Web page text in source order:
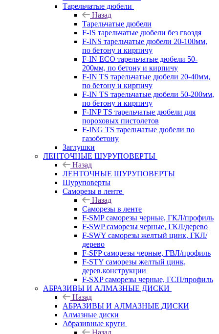
Тарельчатые дюбели
Назад
Тарельчатые дюбели
F-IS тарельчатые дюбели без гвоздя
F-INS тарельчатые дюбели 20-100мм,
по бетону и кирпичу
F-IN ECO тарельчатые дюбели 50-
200мм, по бетону и кирпичу
F-IN TS тарельчатые дюбели 20-40мм,
по бетону и кирпичу
F-IN TS тарельчатые дюбели 50-200мм,
по бетону и кирпичу
F-INP TS тарельчатые дюбели для
пороховых пистолетов
F-ING TS тарельчатые дюбели по
газобетону
Заглушки
ЛЕНТОЧНЫЕ ШУРУПОВЕРТЫ
Назад
ЛЕНТОЧНЫЕ ШУРУПОВЕРТЫ
Шуруповерты
Саморезы в ленте
Назад
Саморезы в ленте
F-SMP саморезы черные, ГКЛ/профиль
F-SWP саморезы черные, ГКЛ/дерево
F-SWY саморезы желтый цинк, ГКЛ/
дерево
F-SFP саморезы черные, ГВЛ/профиль
F-STY саморезы желтый цинк,
дерев.конструкции
F-SXP саморезы черные, ГСП/профиль
АБРАЗИВЫ И АЛМАЗНЫЕ ДИСКИ
Назад
АБРАЗИВЫ И АЛМАЗНЫЕ ДИСКИ
Алмазные диски
Абразивные круги
Назад